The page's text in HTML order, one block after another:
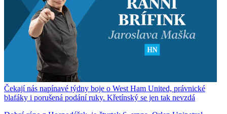
Čekají nás napínavé týdny boje o West Ham United, právnické
blafáky i porušená podání ruky. Křetínský se jen tak nevzdá